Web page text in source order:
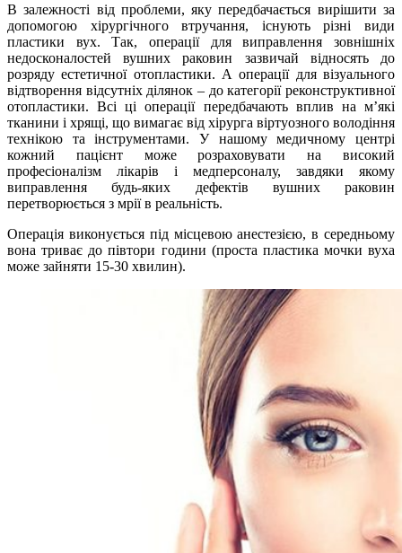
В залежності від проблеми, яку передбачається вирішити за
допомогою хірургічного втручання, існують різні види
пластики вух. Так, операції для виправлення зовнішніх
недосконалостей вушних раковин зазвичай відносять до
розряду естетичної отопластики. А операції для візуального
відтворення відсутніх ділянок – до категорії реконструктивної
отопластики. Всі ці операції передбачають вплив на м’які
тканини і хрящі, що вимагає від хірурга віртуозного володіння
технікою та інструментами. У нашому медичному центрі
кожний пацієнт може розраховувати на високий
професіоналізм лікарів і медперсоналу, завдяки якому
виправлення будь-яких дефектів вушних раковин
перетворюється з мрії в реальність.
Операція виконується під місцевою анестезією, в середньому
вона триває до півтори години (проста пластика мочки вуха
може зайняти 15-30 хвилин).